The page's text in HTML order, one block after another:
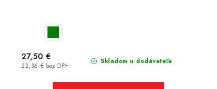
Skladom u dodávateľa
22,36 € bez DPH
27,50 €